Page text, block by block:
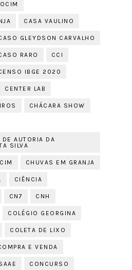
CASA VAULINO
GLEYDSON CARVALHO
RARO CCI
IBGE 2020
CENTER LAB
CHÁCARA SHOW
DE AUTORIA DA
SILVA
CHUVAS EM GRANJA
CIÊNCIA
CN7 CNH
COLÉGIO GEORGINA
COLETA DE LIXO
E VENDA
CONCURSO